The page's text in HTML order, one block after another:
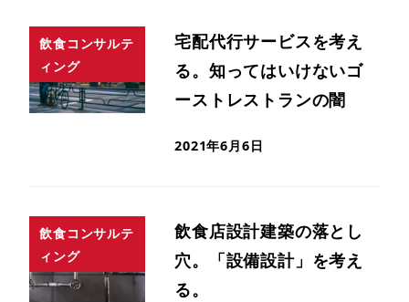
飲食コンサルテ
ィング
宅配代行サービスを考え
る。知ってはいけないゴ
ーストレストランの闇
2021年6月6日
飲食コンサルテ
ィング
飲食店設計建築の落とし
穴。「設備設計」を考え
る。